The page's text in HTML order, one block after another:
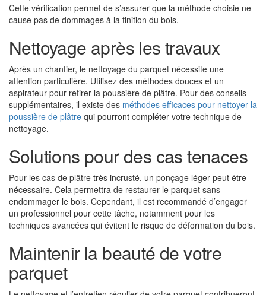
Cette vérification permet de s’assurer que la méthode choisie ne
cause pas de dommages à la finition du bois.
Nettoyage après les travaux
Après un chantier, le nettoyage du parquet nécessite une
attention particulière. Utilisez des méthodes douces et un
aspirateur pour retirer la poussière de plâtre. Pour des conseils
supplémentaires, il existe des méthodes efficaces pour nettoyer la
poussière de plâtre qui pourront compléter votre technique de
nettoyage.
Solutions pour des cas tenaces
Pour les cas de plâtre très incrusté, un ponçage léger peut être
nécessaire. Cela permettra de restaurer le parquet sans
endommager le bois. Cependant, il est recommandé d’engager
un professionnel pour cette tâche, notamment pour les
techniques avancées qui évitent le risque de déformation du bois.
Maintenir la beauté de votre
parquet